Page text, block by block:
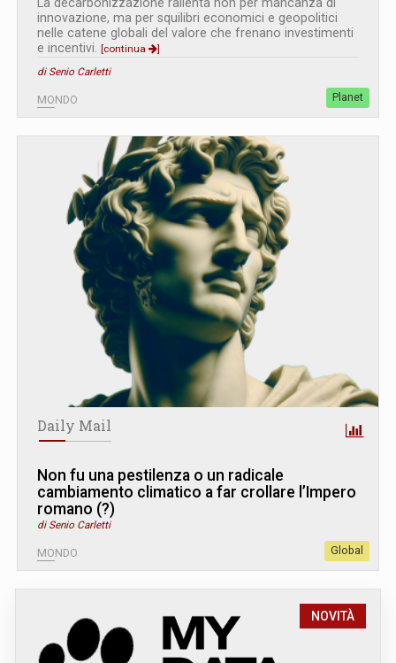
innovazione, ma per squilibri economici e geopolitici
nelle catene globali del valore che frenano investimenti
e incentivi.
[continua
]
di Senio Carletti
MONDO Planet
Daily Mail
Non fu una pestilenza o un radicale
cambiamento climatico a far crollare l’Impero
romano (?)
di Senio Carletti
MONDO Global
NOVITÀ